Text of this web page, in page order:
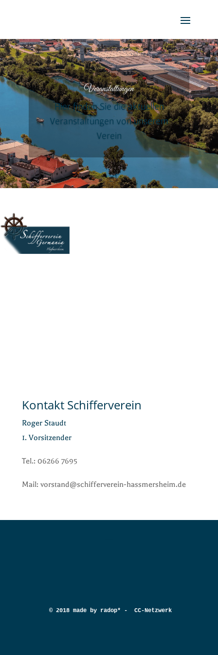
Veranstaltungen
Hier finden Sie die aktuellen
Veranstaltungen von unserem
Verein
Kontakt Schifferverein
Roger Staudt
1. Vorsitzender
Tel.: 06266 7695
Mail: vorstand@schifferverein-hassmersheim.de
© 2018 made by radop* -  CC-Netzwerk e.V.